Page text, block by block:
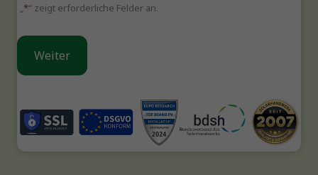
„*“ zeigt erforderliche Felder an.